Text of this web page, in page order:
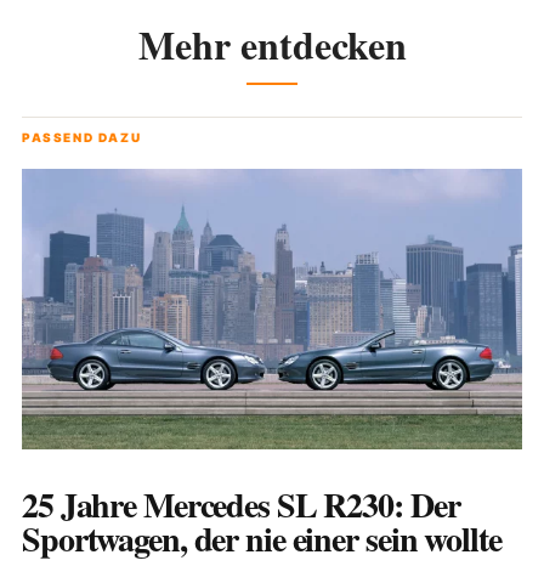
Mehr entdecken
PASSEND DAZU
25 Jahre Mercedes SL R230: Der
Sportwagen, der nie einer sein wollte